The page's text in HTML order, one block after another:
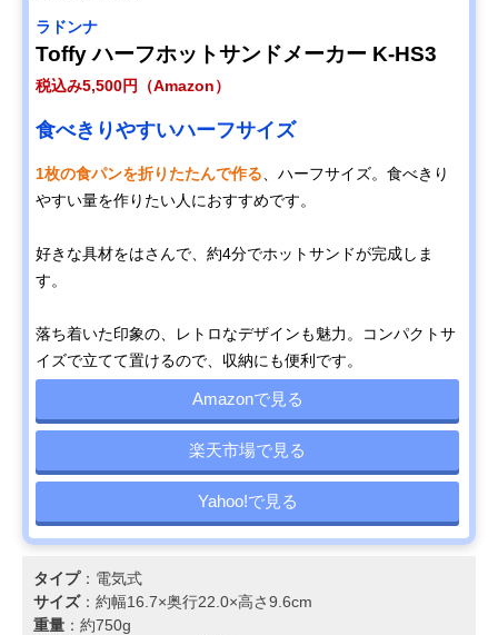
ラドンナ
Toffy ハーフホットサンドメーカー K-HS3
税込み5,500円（Amazon）
食べきりやすいハーフサイズ
1枚の食パンを折りたたんで作る 、ハーフサイズ。食べきり
やすい量を作りたい人におすすめです。
好きな具材をはさんで、約4分でホットサンドが完成しま
す。
落ち着いた印象の、レトロなデザインも魅力。コンパクトサ
イズで立てて置けるので、収納にも便利です。
Amazonで見る
楽天市場で見る
Yahoo!で見る
タイプ：電気式
サイズ：約幅16.7×奥行22.0×高さ9.6cm
重量 ：約750g